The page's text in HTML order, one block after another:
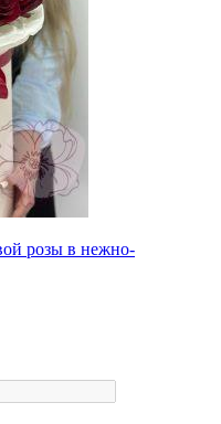
розы в нежно-